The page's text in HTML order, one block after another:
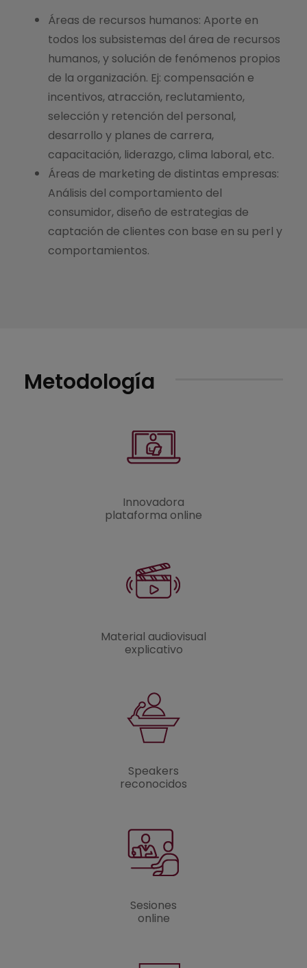
Áreas de recursos humanos: Aporte en
todos los subsistemas del área de recursos
humanos, y solución de fenómenos propios
de la organización. Ej: compensación e
incentivos, atracción, reclutamiento,
selección y retención del personal,
desarrollo y planes de carrera,
capacitación, liderazgo, clima laboral, etc.
Áreas de marketing de distintas empresas:
Análisis del comportamiento del
consumidor, diseño de estrategias de
captación de clientes con base en su perl y
comportamientos.
Metodología
Innovadora
plataforma online
Material audiovisual
explicativo
Speakers
reconocidos
Sesiones
online